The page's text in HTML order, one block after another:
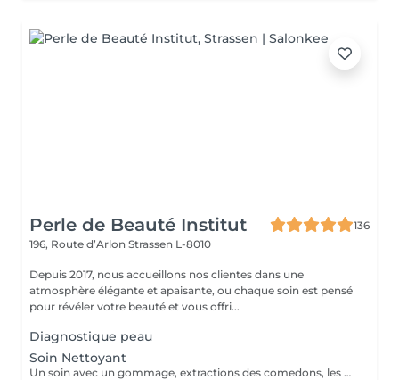
Perle de Beauté Institut
136
196, Route d’Arlon Strassen L-8010
Depuis 2017, nous accueillons nos clientes dans une
atmosphère élégante et apaisante, ou chaque soin est pensé
pour révéler votre beauté et vous offri...
Diagnostique peau
Soin Nettoyant
Un soin avec un gommage, extractions des comedons, les masques spécifiques. Effet : la peau est fraîche, nette et éclatant.